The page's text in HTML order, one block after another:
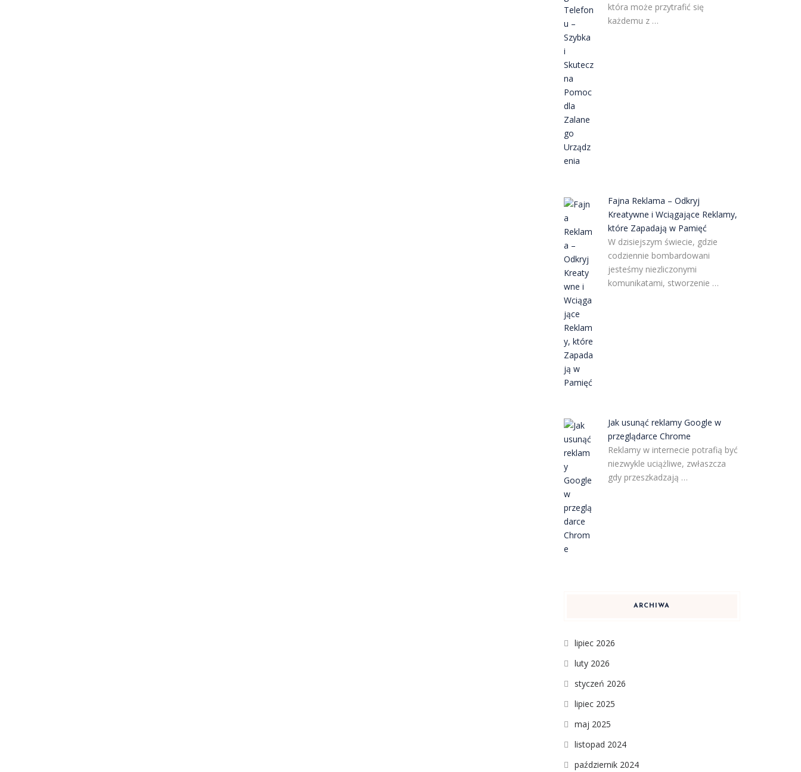
która może przytrafić się
każdemu z …
Fajna Reklama – Odkryj
Kreatywne i Wciągające Reklamy,
które Zapadają w Pamięć
W dzisiejszym świecie, gdzie
codziennie bombardowani
jesteśmy niezliczonymi
komunikatami, stworzenie …
Jak usunąć reklamy Google w
przeglądarce Chrome
Reklamy w internecie potrafią być
niezwykle uciążliwe, zwłaszcza
gdy przeszkadzają …
ARCHIWA
lipiec 2026
luty 2026
styczeń 2026
lipiec 2025
maj 2025
listopad 2024
październik 2024